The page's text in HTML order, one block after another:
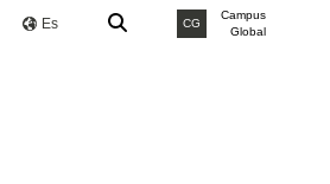
Es CG
Campus
Global